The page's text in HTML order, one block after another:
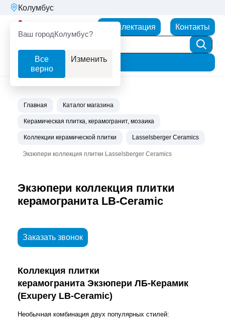
Колумбус
Ваш городКолумбус?
Все
верно
Изменить
Комплектация Контакты
Фильтр
Главная Каталог магазина
Керамическая плитка, керамогранит, мозаика
Коллекции керамической плитки Lasselsberger Ceramics
Экзюпери коллекция плитки Lasselsberger Ceramics
Экзюпери коллекция плитки
керамогранита LB-Ceramic
Заказать звонок
Коллекция плитки
керамогранита Экзюпери ЛБ-Керамик
(Exupery LB-Ceramic)
Необычная комбинация двух популярных стилей: